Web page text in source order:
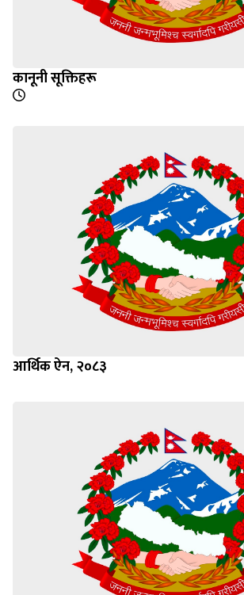
कानूनी सूक्तिहरू
आर्थिक ऐन, २०८३